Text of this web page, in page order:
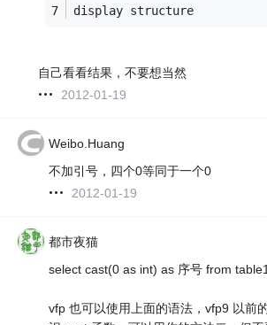
display structure
自己看看结果，不要想当然
2012-01-19
Weibo.Huang
不加引号，四个0等同于一个0
2012-01-19
都市夜猫
select cast(0 as int) as 序号 from table1
vfp 也可以使用上面的语法，vfp9 以前